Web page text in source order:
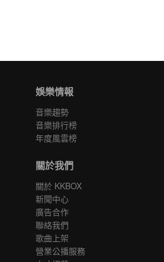
娛樂情報
音樂趨勢
音樂排行榜
年度風雲榜
關於我們
關於 KKBOX
新聞中心
廣告合作
聯絡我們
歌曲上架
營業公播服務